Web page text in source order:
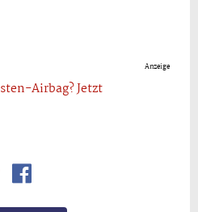
Anzeige
Airbag? Jetzt